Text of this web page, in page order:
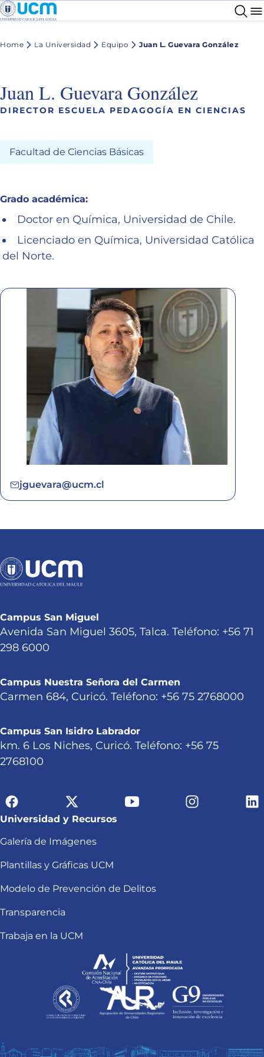
Home La Universidad Equipo Juan L. Guevara González
Juan L. Guevara González
DIRECTOR ESCUELA PEDAGOGÍA EN CIENCIAS
Facultad de Ciencias Básicas
Grado académica:
Doctor en Química, Universidad de Chile.
Licenciado en Química, Universidad Católica
del Norte.
jguevara@ucm.cl
Campus San Miguel
Avenida San Miguel 3605, Talca. Teléfono: +56 71
298 6000
Campus Nuestra Señora del Carmen
Carmen 684, Curicó. Teléfono: +56 75 2768000
Campus San Isidro Labrador
km. 6 Los Niches, Curicó. Teléfono: +56 75
2768100
Universidad y Recursos
Galería de Imágenes
Plantillas y Gráficas UCM
Modelo de Prevención de Delitos
Transparencia
Trabaja en la UCM